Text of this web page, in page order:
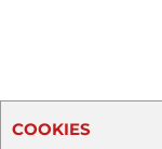
COOKIES